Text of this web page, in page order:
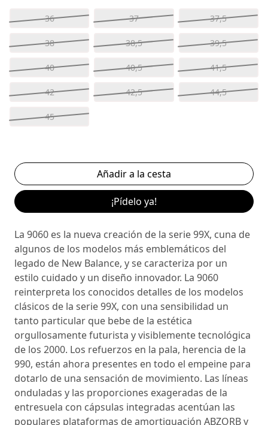
36 37 37,5
38 38,5 39,5
40 40,5 41,5
42 42,5 44,5
45
¡Pídelo ya!
La 9060 es la nueva creación de la serie 99X, cuna de
algunos de los modelos más emblemáticos del
legado de New Balance, y se caracteriza por un
estilo cuidado y un diseño innovador. La 9060
reinterpreta los conocidos detalles de los modelos
clásicos de la serie 99X, con una sensibilidad un
tanto particular que bebe de la estética
orgullosamente futurista y visiblemente tecnológica
de los 2000. Los refuerzos en la pala, herencia de la
990, están ahora presentes en todo el empeine para
dotarlo de una sensación de movimiento. Las líneas
onduladas y las proporciones exageradas de la
entresuela con cápsulas integradas acentúan las
populares plataformas de amortiguación ABZORB y